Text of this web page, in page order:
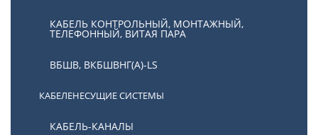
КАБЕЛЬ КОНТРОЛЬНЫЙ, МОНТАЖНЫЙ,
ТЕЛЕФОННЫЙ, ВИТАЯ ПАРА
ВБШВ, ВКБШВНГ(А)-LS
КАБЕЛЕНЕСУЩИЕ СИСТЕМЫ
КАБЕЛЬ-КАНАЛЫ